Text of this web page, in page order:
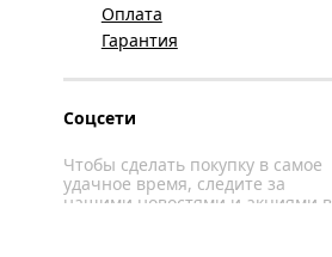
Оплата
Гарантия
Соцсети
Чтобы сделать покупку в самое
удачное время, следите за
нашими новостями и акциями в